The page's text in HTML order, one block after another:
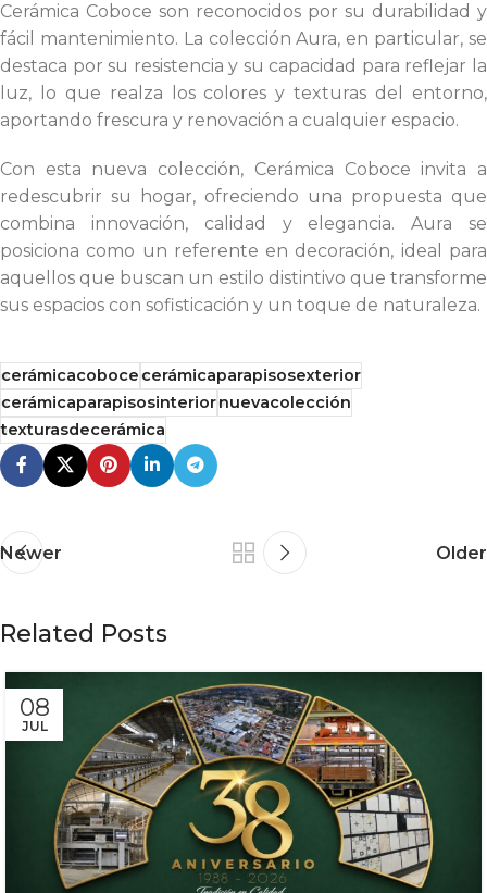
Cerámica Coboce son reconocidos por su durabilidad y
fácil mantenimiento. La colección Aura, en particular, se
destaca por su resistencia y su capacidad para reflejar la
luz, lo que realza los colores y texturas del entorno,
aportando frescura y renovación a cualquier espacio.
Con esta nueva colección, Cerámica Coboce invita a
redescubrir su hogar, ofreciendo una propuesta que
combina innovación, calidad y elegancia. Aura se
posiciona como un referente en decoración, ideal para
aquellos que buscan un estilo distintivo que transforme
sus espacios con sofisticación y un toque de naturaleza.
cerámicacobocecerámicaparapisosexterior
cerámicaparapisosinteriornuevacolección
texturasdecerámica
Newer Older
Related Posts
08
JUL